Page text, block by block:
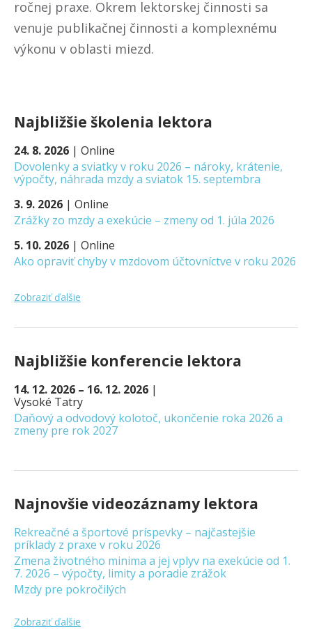
ročnej praxe. Okrem lektorskej činnosti sa
venuje publikačnej činnosti a komplexnému
výkonu v oblasti miezd.
Najbližšie školenia lektora
24. 8. 2026 | Online
Dovolenky a sviatky v roku 2026 – nároky, krátenie,
výpočty, náhrada mzdy a sviatok 15. septembra
3. 9. 2026 | Online
Zrážky zo mzdy a exekúcie – zmeny od 1. júla 2026
5. 10. 2026 | Online
Ako opraviť chyby v mzdovom účtovníctve v roku 2026
Zobraziť ďalšie
Najbližšie konferencie lektora
14. 12. 2026 – 16. 12. 2026 |
Vysoké Tatry
Daňový a odvodový kolotoč, ukončenie roka 2026 a
zmeny pre rok 2027
Najnovšie videozáznamy lektora
Rekreačné a športové príspevky – najčastejšie
príklady z praxe v roku 2026
Zmena životného minima a jej vplyv na exekúcie od 1.
7. 2026 – výpočty, limity a poradie zrážok
Mzdy pre pokročilých
Zobraziť ďalšie